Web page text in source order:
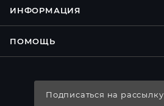
ИНФОРМАЦИЯ
ПОМОЩЬ
Подписаться на рассылку